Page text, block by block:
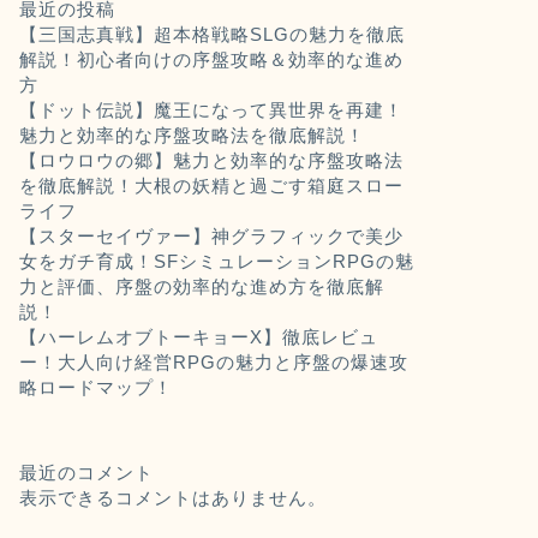
最近の投稿
【三国志真戦】超本格戦略SLGの魅力を徹底
解説！初心者向けの序盤攻略＆効率的な進め
方
【ドット伝説】魔王になって異世界を再建！
魅力と効率的な序盤攻略法を徹底解説！
【ロウロウの郷】魅力と効率的な序盤攻略法
を徹底解説！大根の妖精と過ごす箱庭スロー
ライフ
【スターセイヴァー】神グラフィックで美少
女をガチ育成！SFシミュレーションRPGの魅
力と評価、序盤の効率的な進め方を徹底解
説！
【ハーレムオブトーキョーX】徹底レビュ
ー！大人向け経営RPGの魅力と序盤の爆速攻
略ロードマップ！
最近のコメント
表示できるコメントはありません。